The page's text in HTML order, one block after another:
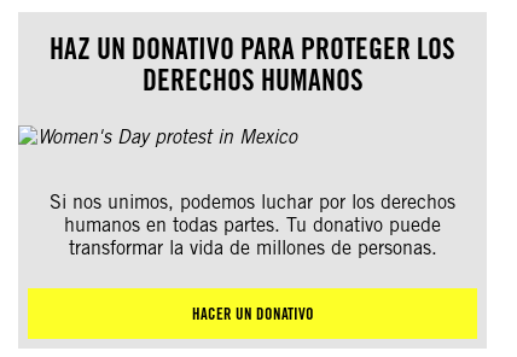
HAZ UN DONATIVO PARA PROTEGER LOS
DERECHOS HUMANOS
Si nos unimos, podemos luchar por los derechos
humanos en todas partes. Tu donativo puede
transformar la vida de millones de personas.
HACER UN DONATIVO